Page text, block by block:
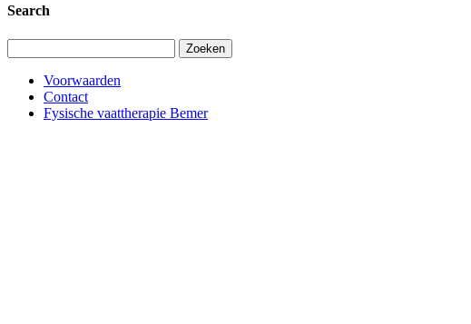
Search
naar:
Voorwaarden
Contact
Fysische vaattherapie Bemer